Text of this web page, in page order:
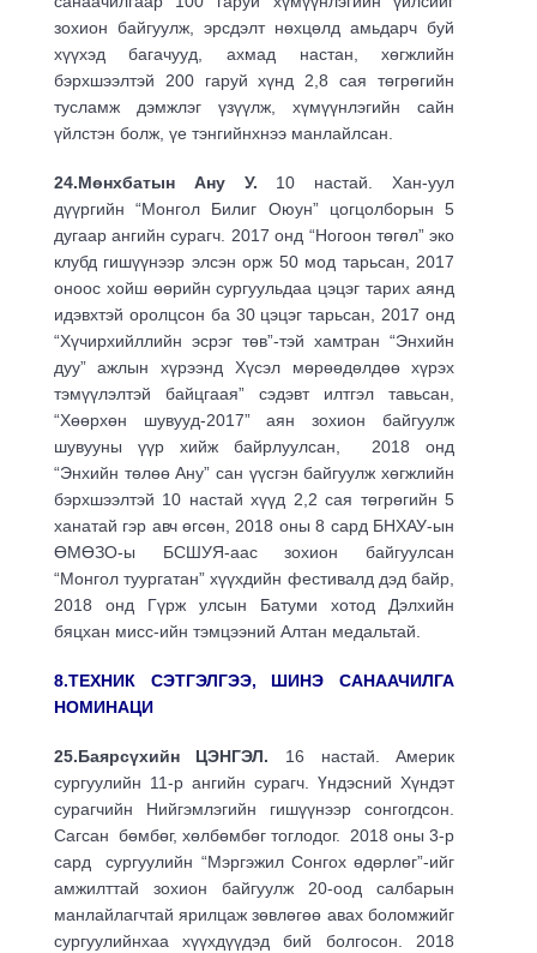
зохион байгуулж, эрсдэлт нөхцөлд амьдарч буй
хүүхэд багачууд, ахмад настан, хөгжлийн
бэрхшээлтэй 200 гаруй хүнд 2,8 сая төгрөгийн
тусламж дэмжлэг үзүүлж, хүмүүнлэгийн сайн
үйлстэн болж, үе тэнгийнхнээ манлайлсан.
24.Мөнхбатын Ану У. 10 настай. Хан-уул
дүүргийн “Монгол Билиг Оюун” цогцолборын 5
дугаар ангийн сурагч. 2017 онд “Ногоон төгөл” эко
клубд гишүүнээр элсэн орж 50 мод тарьсан, 2017
оноос хойш өөрийн сургуульдаа цэцэг тарих аянд
идэвхтэй оролцсон ба 30 цэцэг тарьсан, 2017 онд
“Хүчирхийллийн эсрэг төв”-тэй хамтран “Энхийн
дуу” ажлын хүрээнд Хүсэл мөрөөдөлдөө хүрэх
тэмүүлэлтэй байцгаая” сэдэвт илтгэл тавьсан,
“Хөөрхөн шувууд-2017” аян зохион байгуулж
шувууны үүр хийж байрлуулсан, 2018 онд
“Энхийн төлөө Ану” сан үүсгэн байгуулж хөгжлийн
бэрхшээлтэй 10 настай хүүд 2,2 сая төгрөгийн 5
ханатай гэр авч өгсөн, 2018 оны 8 сард БНХАУ-ын
ӨМӨЗО-ы БСШУЯ-аас зохион байгуулсан
“Монгол туургатан” хүүхдийн фестивалд дэд байр,
2018 онд Гүрж улсын Батуми хотод Дэлхийн
бяцхан мисс-ийн тэмцээний Алтан медальтай.
8.ТЕХНИК СЭТГЭЛГЭЭ, ШИНЭ САНААЧИЛГА
НОМИНАЦИ
25.Баярсүхийн ЦЭНГЭЛ. 16 настай. Америк
сургуулийн 11-р ангийн сурагч. Үндэсний Хүндэт
сурагчийн Нийгэмлэгийн гишүүнээр сонгогдсон.
Сагсан бөмбөг, хөлбөмбөг тоглодог. 2018 оны 3-р
сард сургуулийн “Мэргэжил Сонгох өдөрлөг”-ийг
амжилттай зохион байгуулж 20-оод салбарын
манлайлагчтай ярилцаж зөвлөгөө авах боломжийг
сургуулийнхаа хүүхдүүдэд бий болгосон. 2018